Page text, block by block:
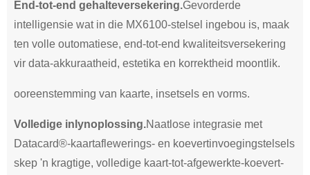
End-tot-end gehalteversekering.Gevorderde
intelligensie wat in die MX6100-stelsel ingebou is, maak
ten volle outomatiese, end-tot-end kwaliteitsversekering
vir data-akkuraatheid, estetika en korrektheid moontlik.
ooreenstemming van kaarte, insetsels en vorms.
Volledige inlynoplossing.Naatlose integrasie met
Datacard®-kaartaflewerings- en koevertinvoegingstelsels
skep 'n kragtige, volledige kaart-tot-afgewerkte-koevert-